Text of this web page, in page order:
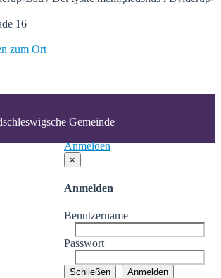
16
zum Ort
Gemeinde
Anmelden
×
Anmelden
Benutzername
Passwort
Schließen